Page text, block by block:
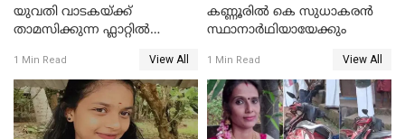
യുവതി വാടകയ്ക്ക്
താമസിക്കുന്ന ഫ്ലാറ്റില്‍
സംഭവം കൈതപ്പൊയിലില്‍
1 Min Read View All
കണ്ണൂരിൽ കെ സുധാകരൻ
സ്ഥാനാർഥിയായേക്കും
1 Min Read View All